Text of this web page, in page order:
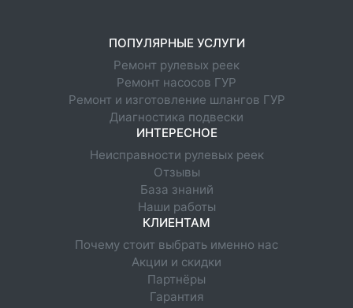
ПОПУЛЯРНЫЕ УСЛУГИ
Ремонт рулевых реек
Ремонт насосов ГУР
Ремонт и изготовление шлангов ГУР
Диагностика подвески
ИНТЕРЕСНОЕ
Неисправности рулевых реек
Отзывы
База знаний
Наши работы
КЛИЕНТАМ
Почему стоит выбрать именно нас
Акции и скидки
Партнёры
Гарантия